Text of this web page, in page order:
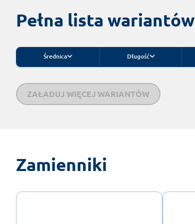
Pełna lista wariantów
Średnica Długość
ZAŁADUJ WIĘCEJ WARIANTÓW
Zamienniki